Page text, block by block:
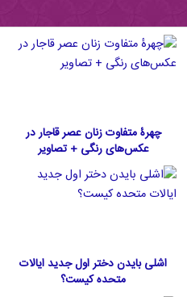
چهرۀ متفاوت زنان عصر قاجار در
عکس‌های رنگی + تصاویر
اشلی بایدن دختر اول جدید ایالات
متحده كيست؟